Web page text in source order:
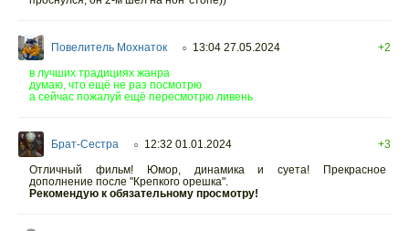
Повелитель Мохнаток ○ 13:04 27.05.2024
+2
в лучших традициях жанра
думаю, что ещё не раз посмотрю
а сейчас пожалуй ещё пересмотрю ливень
Брат-Сестра ○ 12:32 01.01.2024
+3
Отличный фильм! Юмор, динамика и суета! Прекрасное
дополнение после "Крепкого орешка".
Рекомендую к обязательному просмотру!